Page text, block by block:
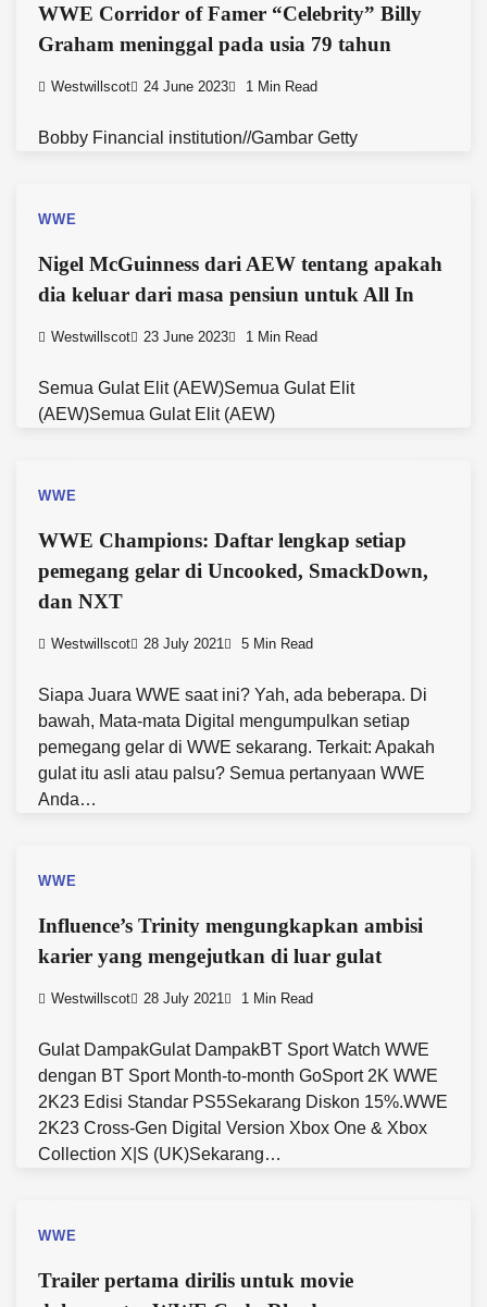
WWE Corridor of Famer “Celebrity” Billy
Graham meninggal pada usia 79 tahun
Westwillscot 24 June 2023 1 Min Read
Bobby Financial institution//Gambar Getty
WWE
Nigel McGuinness dari AEW tentang apakah
dia keluar dari masa pensiun untuk All In
Westwillscot 23 June 2023 1 Min Read
Semua Gulat Elit (AEW)Semua Gulat Elit
(AEW)Semua Gulat Elit (AEW)
WWE
WWE Champions: Daftar lengkap setiap
pemegang gelar di Uncooked, SmackDown,
dan NXT
Westwillscot 28 July 2021 5 Min Read
Siapa Juara WWE saat ini? Yah, ada beberapa. Di
bawah, Mata-mata Digital mengumpulkan setiap
pemegang gelar di WWE sekarang. Terkait: Apakah
gulat itu asli atau palsu? Semua pertanyaan WWE
Anda…
WWE
Influence’s Trinity mengungkapkan ambisi
karier yang mengejutkan di luar gulat
Westwillscot 28 July 2021 1 Min Read
Gulat DampakGulat DampakBT Sport Watch WWE
dengan BT Sport Month-to-month GoSport 2K WWE
2K23 Edisi Standar PS5Sekarang Diskon 15%.WWE
2K23 Cross-Gen Digital Version Xbox One & Xbox
Collection X|S (UK)Sekarang…
WWE
Trailer pertama dirilis untuk movie